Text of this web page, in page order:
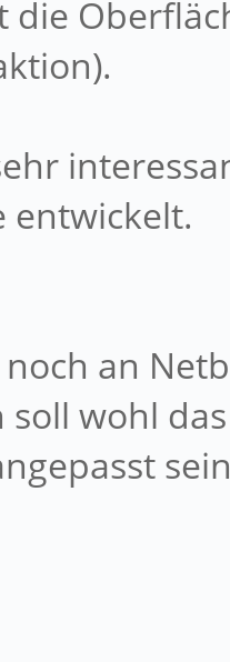
die
entwickelt.
an
soll wohl